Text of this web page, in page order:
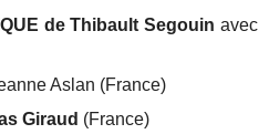
de Thibault Segouin avec
Aslan (France)
Giraud (France)